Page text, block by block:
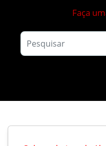
Faça